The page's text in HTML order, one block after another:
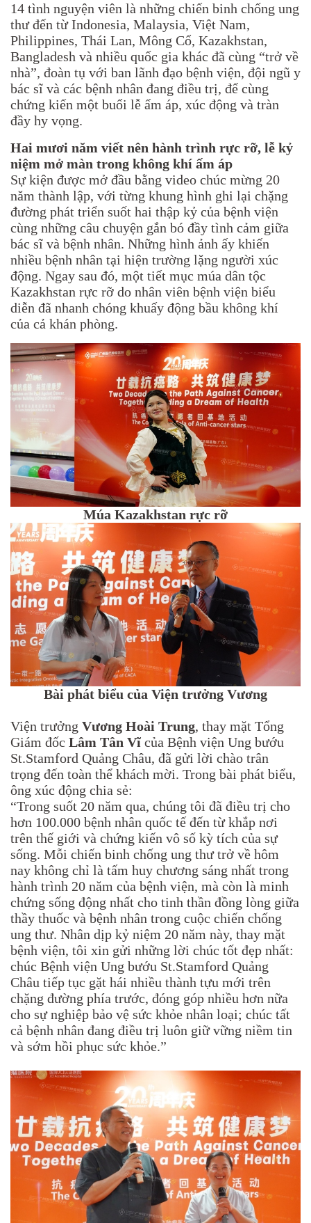
14 tình nguyện viên là những chiến binh chống ung
thư đến từ Indonesia, Malaysia, Việt Nam,
Philippines, Thái Lan, Mông Cổ, Kazakhstan,
Bangladesh và nhiều quốc gia khác đã cùng “trở về
nhà”, đoàn tụ với ban lãnh đạo bệnh viện, đội ngũ y
bác sĩ và các bệnh nhân đang điều trị, để cùng
chứng kiến một buổi lễ ấm áp, xúc động và tràn
đầy hy vọng.
Hai mươi năm viết nên hành trình rực rỡ, lễ kỷ
niệm mở màn trong không khí ấm áp
Sự kiện được mở đầu bằng video chúc mừng 20
năm thành lập, với từng khung hình ghi lại chặng
đường phát triển suốt hai thập kỷ của bệnh viện
cùng những câu chuyện gắn bó đầy tình cảm giữa
bác sĩ và bệnh nhân. Những hình ảnh ấy khiến
nhiều bệnh nhân tại hiện trường lặng người xúc
động. Ngay sau đó, một tiết mục múa dân tộc
Kazakhstan rực rỡ do nhân viên bệnh viện biểu
diễn đã nhanh chóng khuấy động bầu không khí
của cả khán phòng.
Múa Kazakhstan rực rỡ
Bài phát biểu của Viện trưởng Vương
Viện trưởng Vương Hoài Trung, thay mặt Tổng
Giám đốc Lâm Tân Vĩ của Bệnh viện Ung bướu
St.Stamford Quảng Châu, đã gửi lời chào trân
trọng đến toàn thể khách mời. Trong bài phát biểu,
ông xúc động chia sẻ:
“Trong suốt 20 năm qua, chúng tôi đã điều trị cho
hơn 100.000 bệnh nhân quốc tế đến từ khắp nơi
trên thế giới và chứng kiến vô số kỳ tích của sự
sống. Mỗi chiến binh chống ung thư trở về hôm
nay không chỉ là tấm huy chương sáng nhất trong
hành trình 20 năm của bệnh viện, mà còn là minh
chứng sống động nhất cho tinh thần đồng lòng giữa
thầy thuốc và bệnh nhân trong cuộc chiến chống
ung thư. Nhân dịp kỷ niệm 20 năm này, thay mặt
bệnh viện, tôi xin gửi những lời chúc tốt đẹp nhất:
chúc Bệnh viện Ung bướu St.Stamford Quảng
Châu tiếp tục gặt hái nhiều thành tựu mới trên
chặng đường phía trước, đóng góp nhiều hơn nữa
cho sự nghiệp bảo vệ sức khỏe nhân loại; chúc tất
cả bệnh nhân đang điều trị luôn giữ vững niềm tin
và sớm hồi phục sức khỏe.”